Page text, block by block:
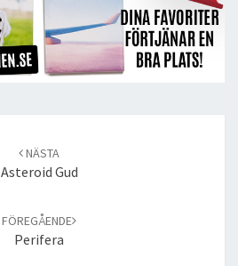
NÄSTA
Asteroid Gud
FÖREGÅENDE
Perifera